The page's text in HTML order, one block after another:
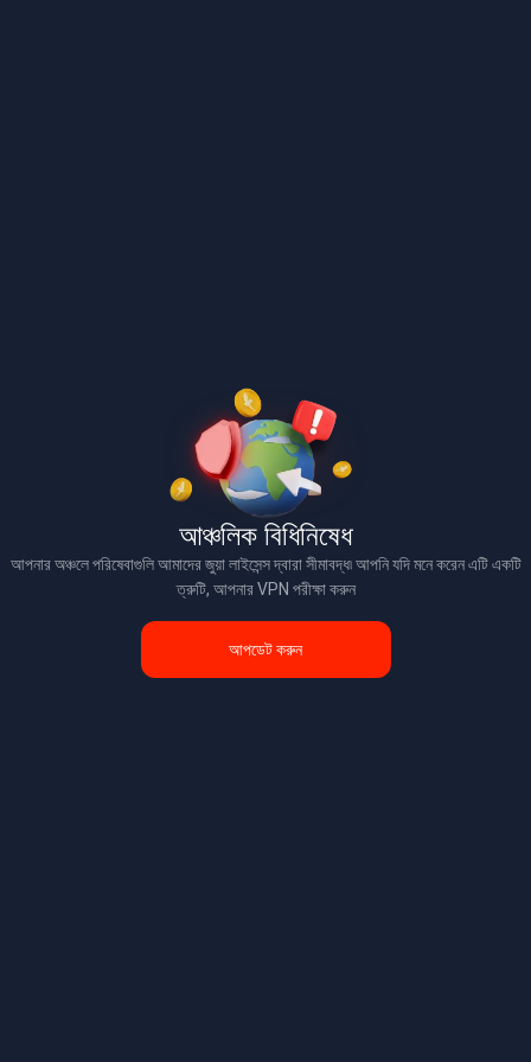
আঞ্চলিক বিধিনিষেধ
আপনার অঞ্চলে পরিষেবাগুলি আমাদের জুয়া লাইসেন্স দ্বারা সীমাবদ্ধ৷ আপনি যদি মনে করেন এটি একটি
ত্রুটি, আপনার VPN পরীক্ষা করুন
আপডেট করুন